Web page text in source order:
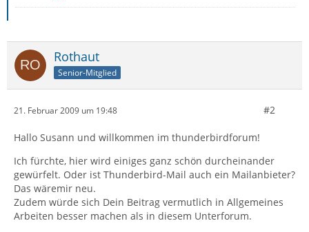
Rothaut
Senior-Mitglied
21. Februar 2009 um 19:48 #2
Hallo Susann und willkommen im thunderbirdforum!
Ich fürchte, hier wird einiges ganz schön durcheinander
gewürfelt. Oder ist Thunderbird-Mail auch ein Mailanbieter?
Das wäremir neu.
Zudem würde sich Dein Beitrag vermutlich in Allgemeines
Arbeiten besser machen als in diesem Unterforum.